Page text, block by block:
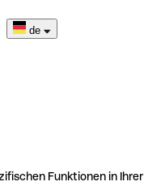
de
Funktionen in Ihrer